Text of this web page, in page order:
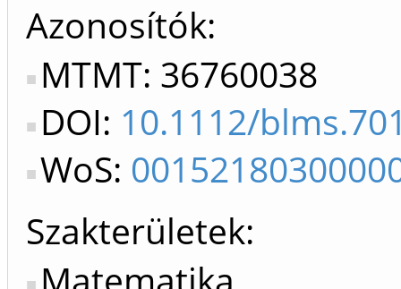
Azonosítók
MTMT: 36760038
DOI: 10.1112/
WoS:
Szakterületek: